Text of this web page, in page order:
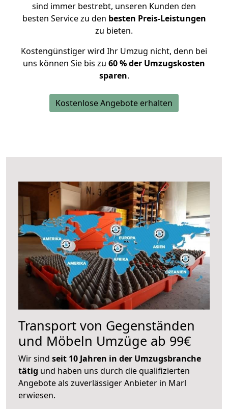
sind immer bestrebt, unseren Kunden den
besten Service zu den besten Preis-Leistungen
zu bieten.
Kostengünstiger wird Ihr Umzug nicht, denn bei
uns können Sie bis zu 60 % der Umzugskosten
sparen.
Kostenlose Angebote erhalten
Transport von Gegenständen
und Möbeln Umzüge ab 99€
Wir sind seit 10 Jahren in der Umzugsbranche
tätig und haben uns durch die qualifizierten
Angebote als zuverlässiger Anbieter in Marl
erwiesen.